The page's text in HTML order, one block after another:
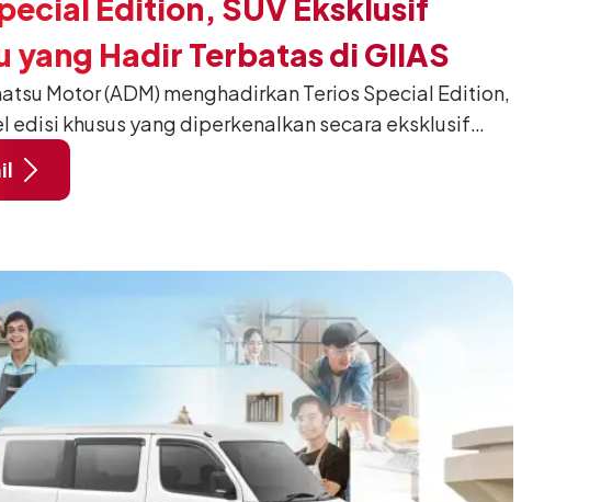
Edition, SUV Eksklusif
yang Hadir Terbatas di GIIAS
Motor (ADM) menghadirkan Terios Special Edition,
edisi khusus yang diperkenalkan secara eksklusif
Indonesia International Auto Show (GIIAS) 2026
Tangerang. Dikembangkan dari varian Terios 1.5 X
tangguh yang telah menjadi ciri khas Terios.